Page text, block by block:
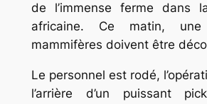
de l’immense ferme dans
africaine. Ce matin,
mammifères doivent être
Le personnel est rodé,
l’arrière d’un puissant